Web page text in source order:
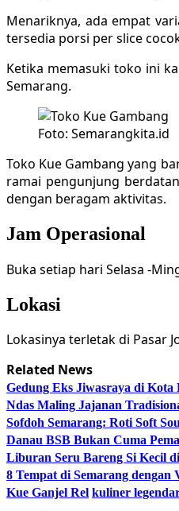
Menariknya, ada empat
tersedia porsi per slice
Ketika memasuki toko ini
Semarang.
Foto: Semarangkita.id
Toko Kue Gambang yang
ramai pengunjung
dengan beragam aktivitas.
Jam Operasional
Buka setiap hari Selasa -
Lokasi
Lokasinya terletak di Pasar
Related News
Gedung Eks Jiwasraya di
Ndas Maling Jajanan
Sofdoh Semarang: Roti Soft
Danau BSB Bukan Cuma
Liburan Seru Bareng Si Kecil
8 Tempat di Semarang dengan
Kue Ganjel Rel kuliner